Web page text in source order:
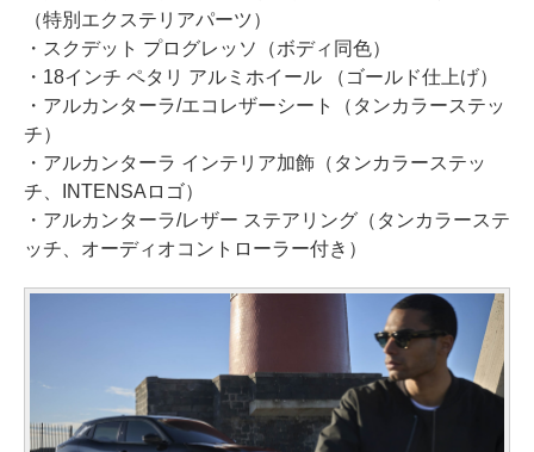
（特別エクステリアパーツ）
・スクデット プログレッソ（ボディ同色）
・18インチ ペタリ アルミホイール （ゴールド仕上げ）
・アルカンターラ/エコレザーシート（タンカラーステッ
チ）
・アルカンターラ インテリア加飾（タンカラーステッ
チ、INTENSAロゴ）
・アルカンターラ/レザー ステアリング（タンカラーステ
ッチ、オーディオコントローラー付き）